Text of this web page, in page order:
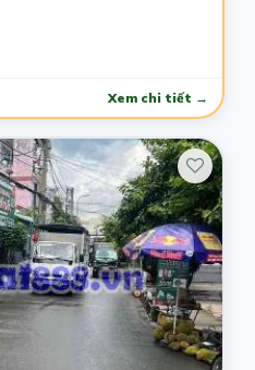
Xem chi tiết →